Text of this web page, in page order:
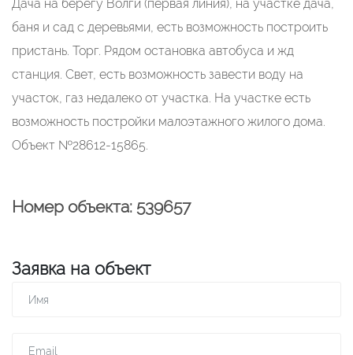
Дача на берегу Волги (первая линия), на участке дача,
баня и сад с деревьями, есть возможность построить
пристань. Торг. Рядом остановка автобуса и жд
станция. Свет, есть возможность завести воду на
участок, газ недалеко от участка. На участке есть
возможность постройки малоэтажного жилого дома.
Объект №28612-15865.
Номер объекта: 539657
Заявка на объект